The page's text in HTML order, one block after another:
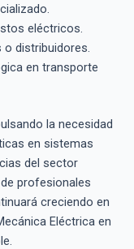
eléctricos.
distribuidores.
en transporte
la necesidad
en sistemas
del sector
profesionales
creciendo en
Eléctrica en